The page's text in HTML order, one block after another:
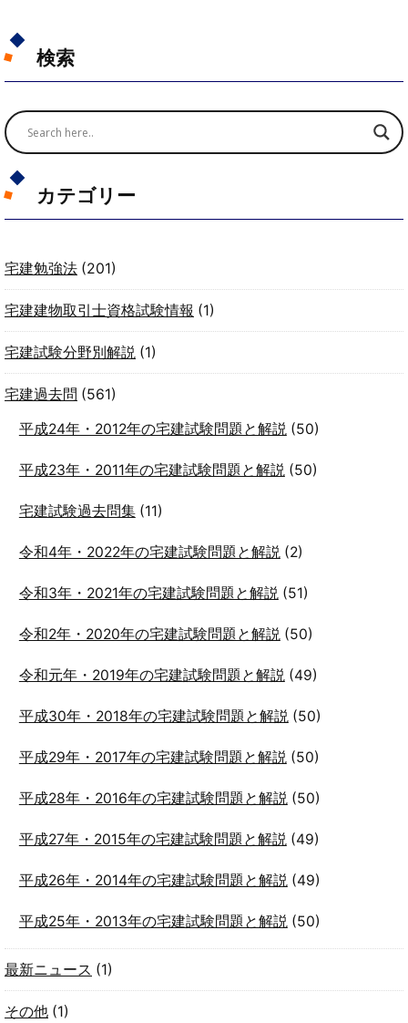
検索
カテゴリー
宅建勉強法 (201)
宅建建物取引士資格試験情報 (1)
宅建試験分野別解説 (1)
宅建過去問 (561)
平成24年・2012年の宅建試験問題と解説(50)
平成23年・2011年の宅建試験問題と解説(50)
宅建試験過去問集(11)
令和4年・2022年の宅建試験問題と解説(2)
令和3年・2021年の宅建試験問題と解説(51)
令和2年・2020年の宅建試験問題と解説(50)
令和元年・2019年の宅建試験問題と解説(49)
平成30年・2018年の宅建試験問題と解説(50)
平成29年・2017年の宅建試験問題と解説(50)
平成28年・2016年の宅建試験問題と解説(50)
平成27年・2015年の宅建試験問題と解説(49)
平成26年・2014年の宅建試験問題と解説(49)
平成25年・2013年の宅建試験問題と解説(50)
最新ニュース (1)
その他 (1)